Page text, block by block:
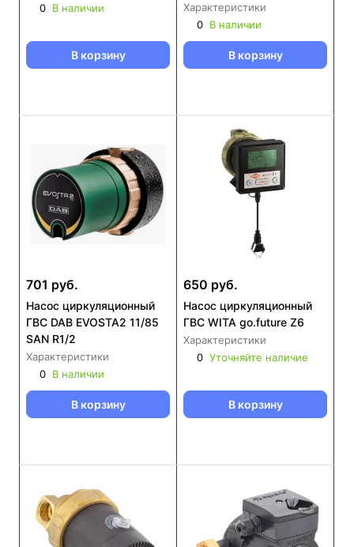
0 В наличии
В корзину
Характеристики
0 В наличии
В корзину
701 руб.
Насос циркуляционный
ГВС DAB EVOSTA2 11/85
SAN R1/2
Характеристики
0 В наличии
В корзину
650 руб.
Насос циркуляционный
ГВС WITA go.future Z6
Характеристики
0 Уточняйте наличие
В корзину